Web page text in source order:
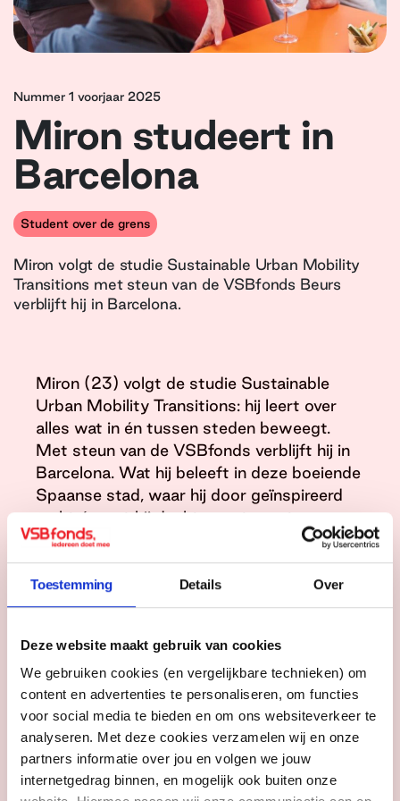
Toestemming Details Over
Deze website maakt gebruik van cookies
We gebruiken cookies (en vergelijkbare technieken) om
content en advertenties te personaliseren, om functies
voor social media te bieden en om ons websiteverkeer te
analyseren. Met deze cookies verzamelen wij en onze
partners informatie over jou en volgen we jouw
internetgedrag binnen, en mogelijk ook buiten onze
Nummer 1 voorjaar 2025
Miron studeert in
Barcelona
Student over de grens
Miron volgt de studie Sustainable Urban Mobility
Transitions met steun van de VSBfonds Beurs
verblijft hij in Barcelona.
Miron (23) volgt de studie Sustainable
Urban Mobility Transitions: hij leert over
alles wat in én tussen steden beweegt.
Met steun van de VSBfonds verblijft hij in
Barcelona. Wat hij beleeft in deze boeiende
Spaanse stad, waar hij door geïnspireerd
raakt én wat hij denkt mee terug te nemen
in zijn verdere leven als mens en als
professional? Dat vertelt hij in zijn eigen
video!
Om deze video te bekijken dien je marketing
cookies te accepteren.
Lees volgende artikel